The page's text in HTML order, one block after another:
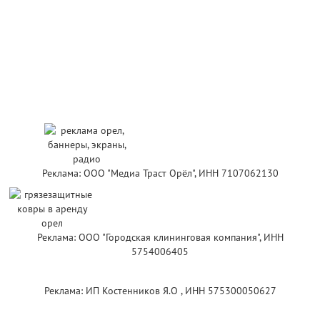
Реклама: ООО "Медиа Траст Орёл", ИНН 7107062130
Реклама: ООО "Городская клининговая компания", ИНН
5754006405
Реклама: ИП Костенников Я.О , ИНН 575300050627